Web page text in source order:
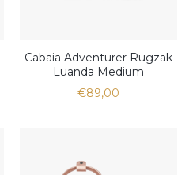
Cabaia Adventurer Rugzak
Luanda Medium
€89,00